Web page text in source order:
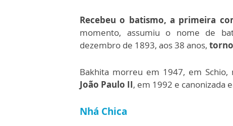
Recebeu o batismo, a primeira
momento, assumiu o nome de
dezembro de 1893, aos 38 anos,
Bakhita morreu em 1947, em
João Paulo II, em 1992 e canonizada
Nhá Chica